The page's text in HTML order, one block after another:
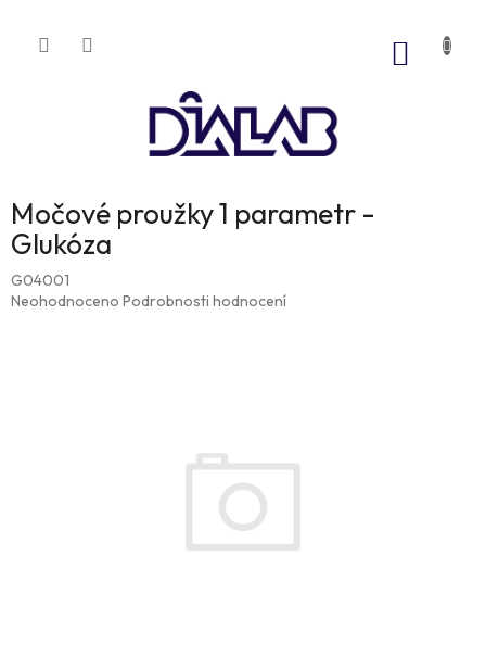
obsah
Močové proužky 1 parametr -
Glukóza
G04001
Průměrné
Neohodnoceno Podrobnosti hodnocení